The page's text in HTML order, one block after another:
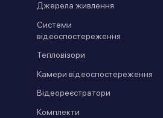
Джерела живлення
Системи
відеоспостереження
Тепловізори
Камери відеоспостереження
Відеореєстратори
Комплекти